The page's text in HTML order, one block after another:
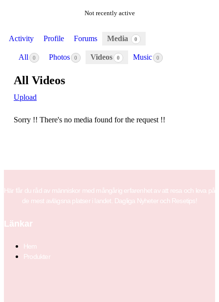
Not recently active
Activity Profile Forums Media 0
All 0 Photos 0 Videos 0 Music 0
All Videos
Upload
Sorry !! There's no media found for the request !!
Här får du råd av människor med mångårig erfarenhet av att resa och leva på
de mest avlägsna platser i landet. Dagliga Nyheter och Resetips!
Länkar
Hem
Produkter